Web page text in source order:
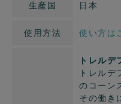
生産国 日本
使用方法 使い方は
トレルデ
トレルデ
のコーン
その働き